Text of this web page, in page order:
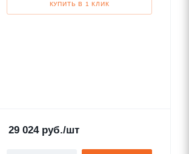
КУПИТЬ В 1 КЛИК
29 024руб./шт